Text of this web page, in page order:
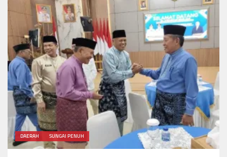
DAERAH SUNGAI PENUH